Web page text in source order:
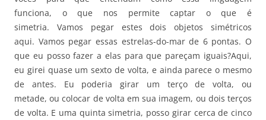
funciona, o que nos permite captar o que é
simetria. Vamos pegar estes dois objetos simétricos
aqui. Vamos pegar essas estrelas-do-mar de 6 pontas. O
que eu posso fazer a elas para que pareçam iguais?Aqui,
eu girei quase um sexto de volta, e ainda parece o mesmo
de antes. Eu poderia girar um terço de volta, ou
metade, ou colocar de volta em sua imagem, ou dois terços
de volta. E uma quinta simetria, posso girar cerca de cinco